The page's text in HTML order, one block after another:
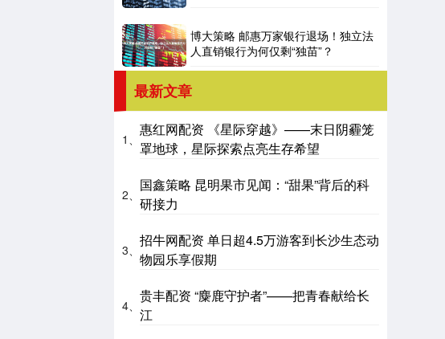
博大策略 邮惠万家银行退场！独立法
人直销银行为何仅剩“独苗”？
最新文章
1、
惠红网配资 《星际穿越》——末日阴霾笼
罩地球，星际探索点亮生存希望
2、
国鑫策略 昆明果市见闻：“甜果”背后的科
研接力
3、
招牛网配资 单日超4.5万游客到长沙生态动
物园乐享假期
4、
贵丰配资 “麋鹿守护者”——把青春献给长
江